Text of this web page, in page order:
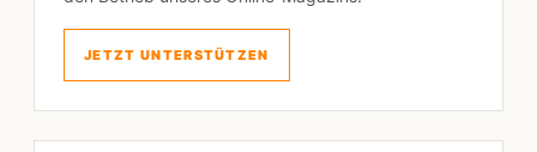
JETZT UNTERSTÜTZEN